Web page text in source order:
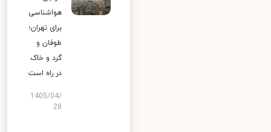
هواشناسی
برای تهران؛
طوفان و
گرد و خاک
در راه است
1405/04/
28